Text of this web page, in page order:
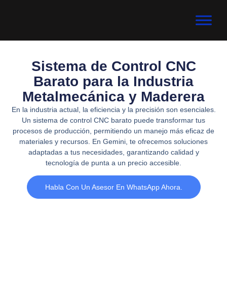
Sistema de Control CNC
Barato para la Industria
Metalmecánica y Maderera
En la industria actual, la eficiencia y la precisión son esenciales.
Un sistema de control CNC barato puede transformar tus
procesos de producción, permitiendo un manejo más eficaz de
materiales y recursos. En Gemini, te ofrecemos soluciones
adaptadas a tus necesidades, garantizando calidad y
tecnología de punta a un precio accesible.
Habla Con Un Asesor En WhatsApp Ahora.